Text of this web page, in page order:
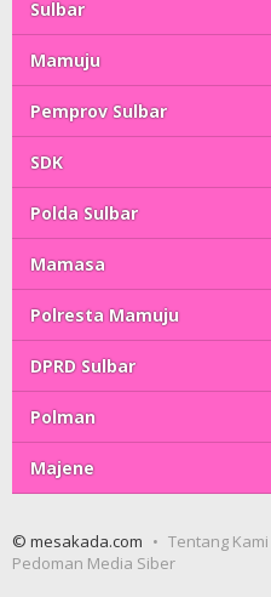
Sulbar
Mamuju
Pemprov Sulbar
SDK
Polda Sulbar
Mamasa
Polresta Mamuju
DPRD Sulbar
Polman
Majene
© mesakada.com Tentang Kami
Pedoman Media Siber